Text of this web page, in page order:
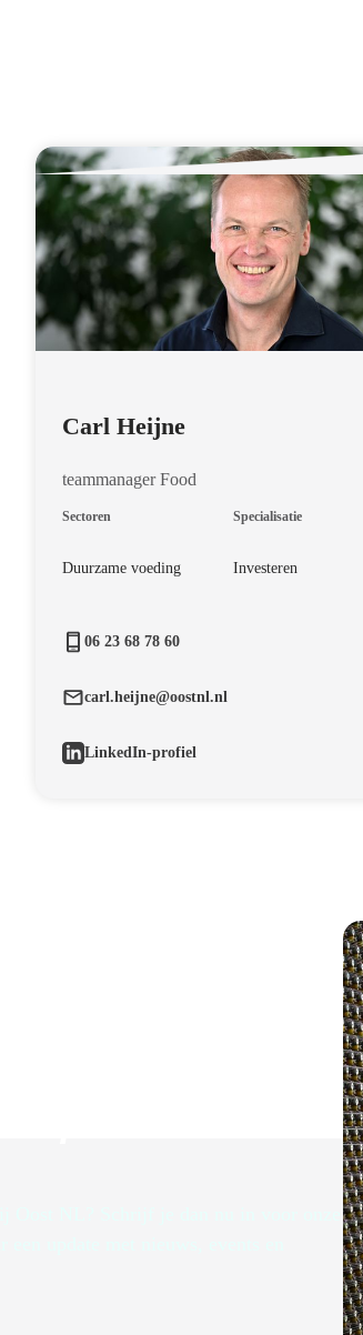
Carl Heijne
teammanager Food
Sectoren
Duurzame voeding
Specialisatie
Investeren
06 23 68 78 60
carl.heijne@oostnl.nl
LinkedIn-profiel